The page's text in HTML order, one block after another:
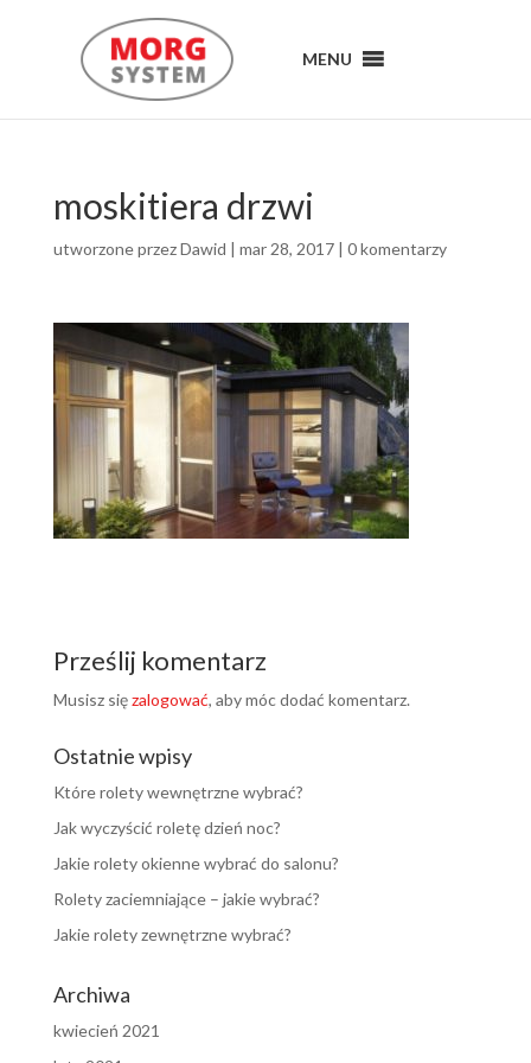
MENU
moskitiera drzwi
utworzone przezDawid | mar 28, 2017| 0 komentarzy
Prześlij komentarz
Musisz sięzalogować, aby móc dodać komentarz.
Ostatnie wpisy
Które rolety wewnętrzne wybrać?
Jak wyczyścić roletę dzień noc?
Jakie rolety okienne wybrać do salonu?
Rolety zaciemniające – jakie wybrać?
Jakie rolety zewnętrzne wybrać?
Archiwa
kwiecień 2021